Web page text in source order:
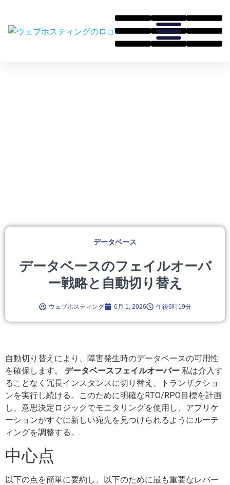
データベース
データベースのフェイルオーバ
ー戦略と自動切り替え
ウェブホスティング 6月 1, 2026 午後6時19分
自動切り替えにより、障害発生時のデータベースの可用性
を確保します。 データベースフェイルオーバー 私は介入す
ることなく冗長インスタンスに切り替え、トランザクショ
ンを実行し続ける。このために明確なRTO/RPO目標を計画
し、意思決定ロジックでモニタリングを使用し、アプリケ
ーションがすぐに新しい宛先を見つけられるようにルーテ
ィングを調整する。.
中心点
以下の点を簡単に要約し、以下のために最も重要なレバー